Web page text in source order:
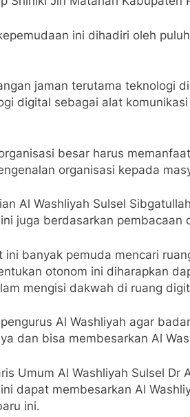
ini dihadiri oleh
jaman terutama teknologi
digital sebagai alat
besar harus
organisasi kepada
Al Washliyah Sulsel
juga berdasarkan pembacaan
ini banyak pemuda mencari
otonom ini diharapkan
mengisi dakwah di ruang
Al Washliyah agar
dan bisa membesarkan Al
Umum Al Washliyah Sulsel
dapat membesarkan Al
ini.